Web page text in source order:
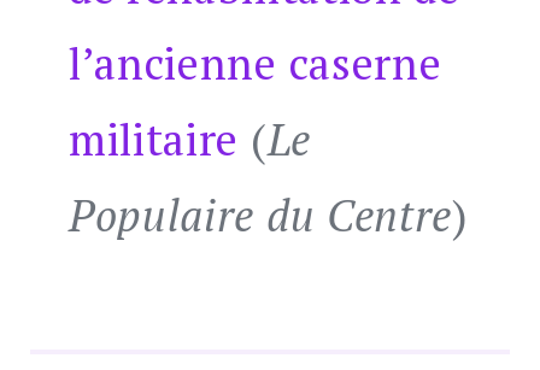
l’ancienne caserne
militaire (Le
Populaire du Centre)